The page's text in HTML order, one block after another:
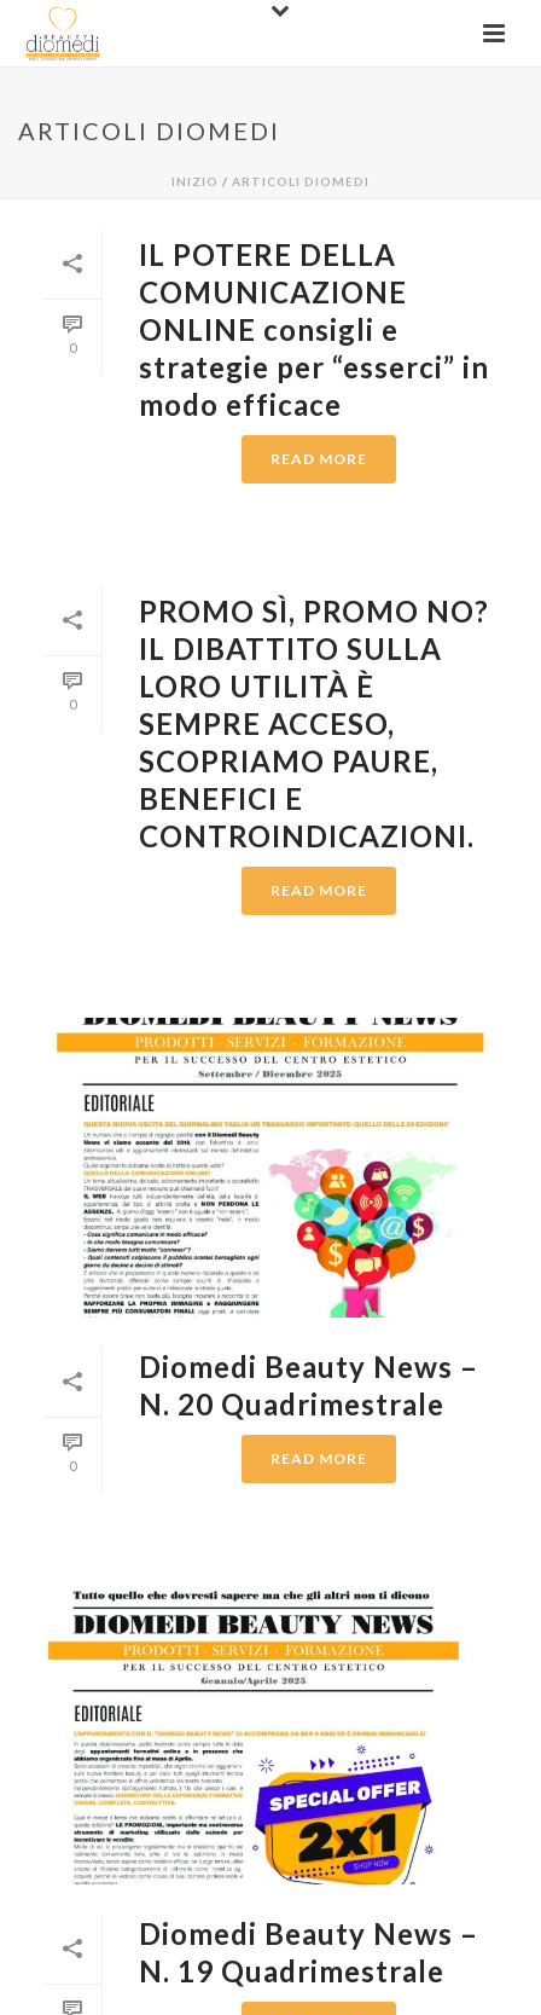
ARTICOLI DIOMEDI
INIZIO / ARTICOLI DIOMEDI
0
IL POTERE DELLA
COMUNICAZIONE
ONLINE consigli e
strategie per “esserci” in
modo efficace
READ MORE
0
PROMO SÌ, PROMO NO?
IL DIBATTITO SULLA
LORO UTILITÀ È
SEMPRE ACCESO,
SCOPRIAMO PAURE,
BENEFICI E
CONTROINDICAZIONI.
READ MORE
0
Diomedi Beauty News –
N. 20 Quadrimestrale
READ MORE
Diomedi Beauty News –
N. 19 Quadrimestrale